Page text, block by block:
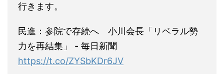
行きます。
民進：参院で存続へ 小川会長「リベラル勢
力を再結集」 - 毎日新聞
https://t.co/ZYSbKDr6JV